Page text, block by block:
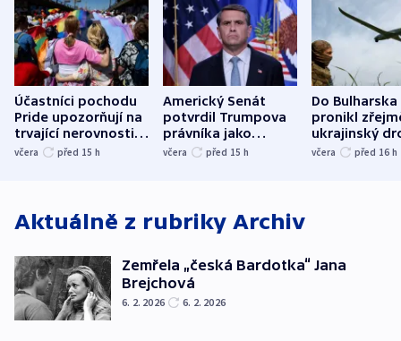
Účastníci pochodu
Pride upozorňují na
trvající nerovnosti i
společenskou
včera před 15 h
Americký Senát
potvrdil Trumpova
právníka jako
ministra
včera před 15 h
Do Bulharska
pronikl
ukrajinský
explodoval
včera před 16 h
Aktuálně z rubriky Archiv
Zemřela „česká Bardotka“ Jana
Brejchová
6. 2. 2026 6. 2. 2026